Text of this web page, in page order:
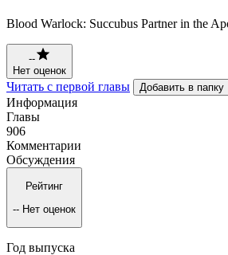
Blood Warlock: Succubus Partner in the
--
Нет оценок
Читать с первой главы Добавить в папку
Информация
Главы
906
Комментарии
Обсуждения
Рейтинг
-- Нет оценок
Год выпуска